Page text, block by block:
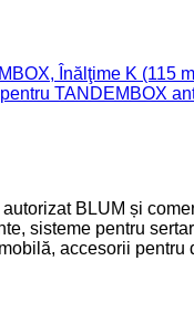
Înălţime K (115
TANDEMBOX
BLUM și
sisteme pentru
accesorii pentru